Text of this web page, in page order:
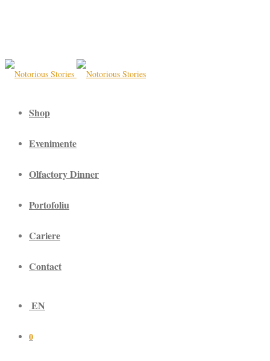
Shop
Evenimente
Olfactory Dinner
Portofoliu
Cariere
Contact
EN
0